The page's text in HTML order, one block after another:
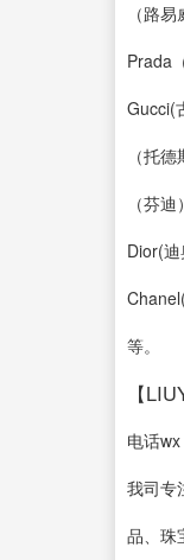
（路
Prada
Gucci(
（托
（芬
Dior(
等。
【
电话wx
我司专
品、珠